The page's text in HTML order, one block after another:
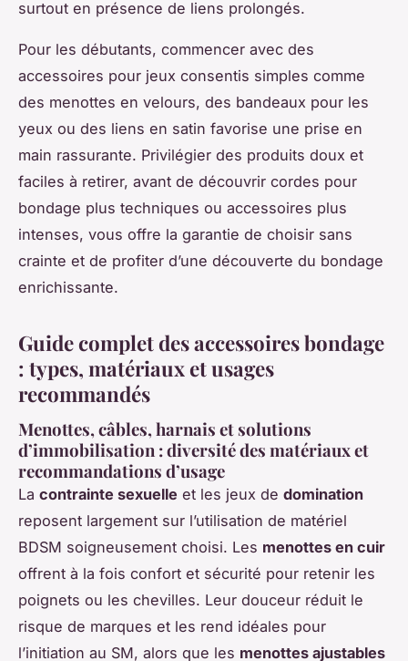
surtout en présence de liens prolongés.
Pour les débutants, commencer avec des
accessoires pour jeux consentis simples comme
des menottes en velours, des bandeaux pour les
yeux ou des liens en satin favorise une prise en
main rassurante. Privilégier des produits doux et
faciles à retirer, avant de découvrir cordes pour
bondage plus techniques ou accessoires plus
intenses, vous offre la garantie de choisir sans
crainte et de profiter d’une découverte du bondage
enrichissante.
Guide complet des accessoires bondage
: types, matériaux et usages
recommandés
Menottes, câbles, harnais et solutions
d’immobilisation : diversité des matériaux et
recommandations d’usage
La contrainte sexuelle et les jeux de domination
reposent largement sur l’utilisation de matériel
BDSM soigneusement choisi. Les menottes en cuir
offrent à la fois confort et sécurité pour retenir les
poignets ou les chevilles. Leur douceur réduit le
risque de marques et les rend idéales pour
l’initiation au SM, alors que les menottes ajustables